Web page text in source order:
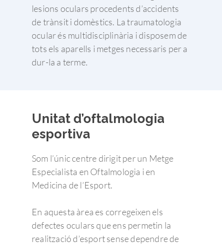
lesions oculars procedents d’accidents
de trànsit i domèstics. La traumatologia
ocular és multidisciplinària i disposem de
tots els aparells i metges necessaris per a
dur-la a terme.
Unitat d’oftalmologia
esportiva
Som l’únic centre dirigit per un Metge
Especialista en Oftalmologia i en
Medicina de l’Esport.
En aquesta àrea es corregeixen els
defectes oculars que ens permetin la
realització d’esport sense dependre de